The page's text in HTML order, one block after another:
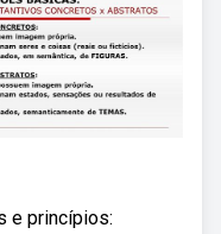
e princípios: